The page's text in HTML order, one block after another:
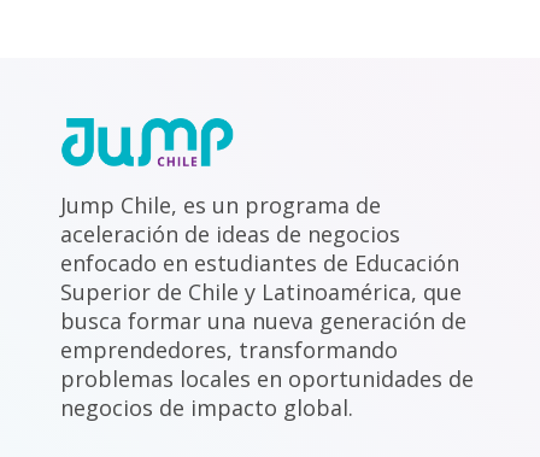
Jump Chile, es un programa de
aceleración de ideas de negocios
enfocado en estudiantes de Educación
Superior de Chile y Latinoamérica, que
busca formar una nueva generación de
emprendedores, transformando
problemas locales en oportunidades de
negocios de impacto global.